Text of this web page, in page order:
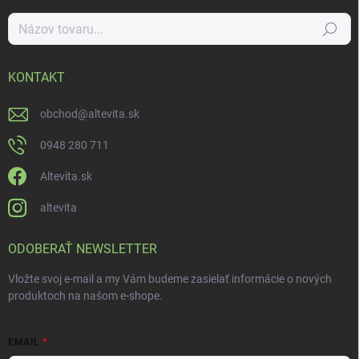
Hľadať
KONTAKT
obchod@altevita.sk
0948 280 711
Altevita.sk
altevita
ODOBERAŤ NEWSLETTER
Vložte svoj e-mail a my Vám budeme zasielať informácie o nových
produktoch na našom e-shope.
EMAIL